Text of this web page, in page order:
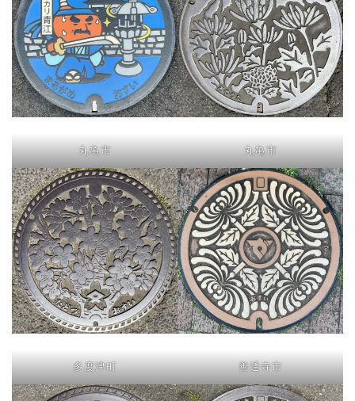
丸亀市 丸亀市
多度津町 善通寺市